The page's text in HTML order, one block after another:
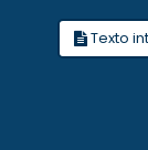
Texto